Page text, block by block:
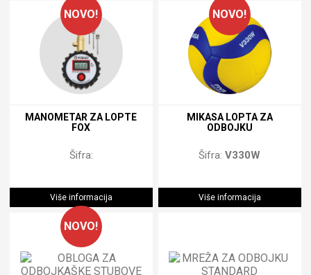
NOVO!
MANOMETAR ZA LOPTE
FOX
Šifra:
Više informacija
NOVO!
MIKASA LOPTA ZA
ODBOJKU
Šifra:V330W
Više informacija
NOVO!